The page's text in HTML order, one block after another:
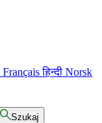
Françaisहिन्दी Norsk
Szukaj